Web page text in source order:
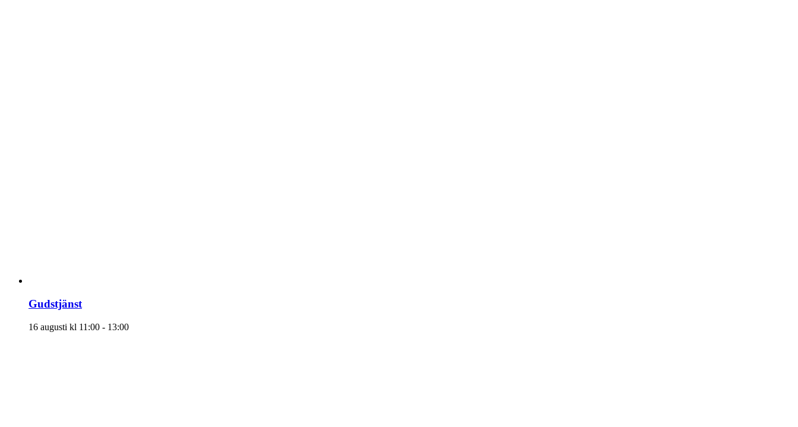
Gudstjänst
16 augusti kl 11:00 - 13:00